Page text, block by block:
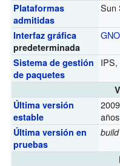
Plataformas
admitidas
Sun
Interfaz gráfica
predeterminada
Sistema de gestión
de paquetes
IPS,
Última versión
estable
Última versión en
pruebas
build